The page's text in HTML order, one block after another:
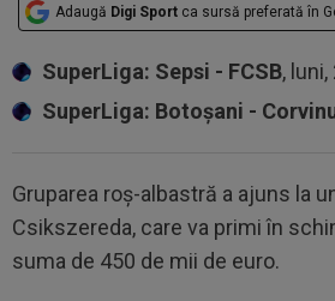
Adaugă Digi Sport ca sursă preferată în
SuperLiga: Sepsi - FCSB, luni,
SuperLiga: Botoșani -
Gruparea roș-albastră a ajuns la
Csikszereda, care va primi în
suma de 450 de mii de euro.